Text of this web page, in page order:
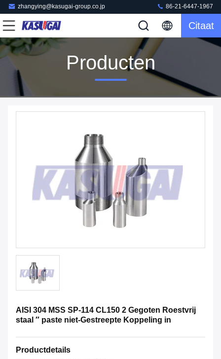
zhangying@kasugai-group.co.jp 86-21-6447-1967
Citaat
Producten
AISI 304 MSS SP-114 CL150 2 Gegoten Roestvrij
staal ″ paste niet-Gestreepte Koppeling in
Productdetails